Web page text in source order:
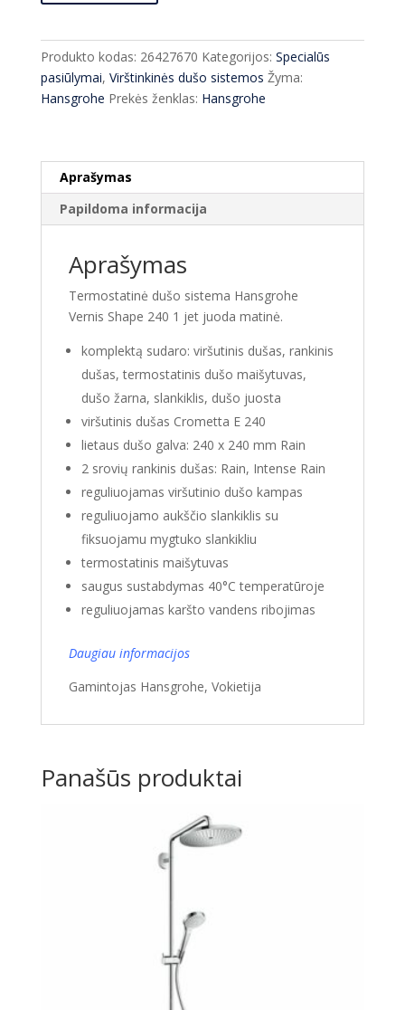
sistema
Hansgrohe
Vernis
juoda
matinė
Produkto kodas: 26427670 Kategorijos: Specialūs
pasiūlymai, Virštinkinės dušo sistemos Žyma:
Hansgrohe Prekės ženklas: Hansgrohe
Aprašymas
Papildoma informacija
Aprašymas
Termostatinė dušo sistema Hansgrohe
Vernis Shape 240 1 jet juoda matinė.
komplektą sudaro: viršutinis dušas, rankinis
dušas, termostatinis dušo maišytuvas,
dušo žarna, slankiklis, dušo juosta
viršutinis dušas Crometta E 240
lietaus dušo galva: 240 x 240 mm Rain
2 srovių rankinis dušas: Rain, Intense Rain
reguliuojamas viršutinio dušo kampas
reguliuojamo aukščio slankiklis su
fiksuojamu mygtuko slankikliu
termostatinis maišytuvas
saugus sustabdymas 40°C temperatūroje
reguliuojamas karšto vandens ribojimas
Daugiau informacijos
Gamintojas Hansgrohe, Vokietija
Panašūs produktai